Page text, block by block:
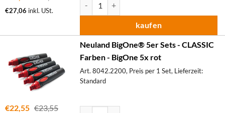
€27,06 inkl. USt.
kaufen
Neuland BigOne® 5er Sets - CLASSIC
Farben - BigOne 5x rot
Art. 8042.2200, Preis per 1 Set, Lieferzeit:
Standard
€22,55 €23,55